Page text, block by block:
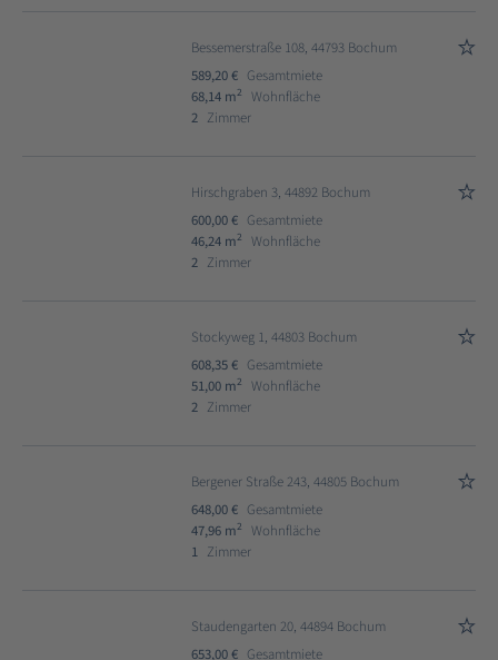
Bessemerstraße 108, 44793 Bochum
589,20 € Gesamtmiete
68,14 m2
Wohnfläche
2 Zimmer
Hirschgraben 3, 44892 Bochum
600,00 € Gesamtmiete
46,24 m2
Wohnfläche
2 Zimmer
Stockyweg 1, 44803 Bochum
608,35 € Gesamtmiete
51,00 m2
Wohnfläche
2 Zimmer
Bergener Straße 243, 44805 Bochum
648,00 € Gesamtmiete
47,96 m2
Wohnfläche
1 Zimmer
Staudengarten 20, 44894 Bochum
653,00 € Gesamtmiete